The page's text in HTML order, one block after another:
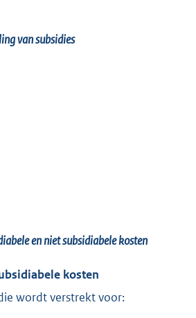
van subsidies
en niet subsidiabele kosten
kosten
wordt verstrekt voor: